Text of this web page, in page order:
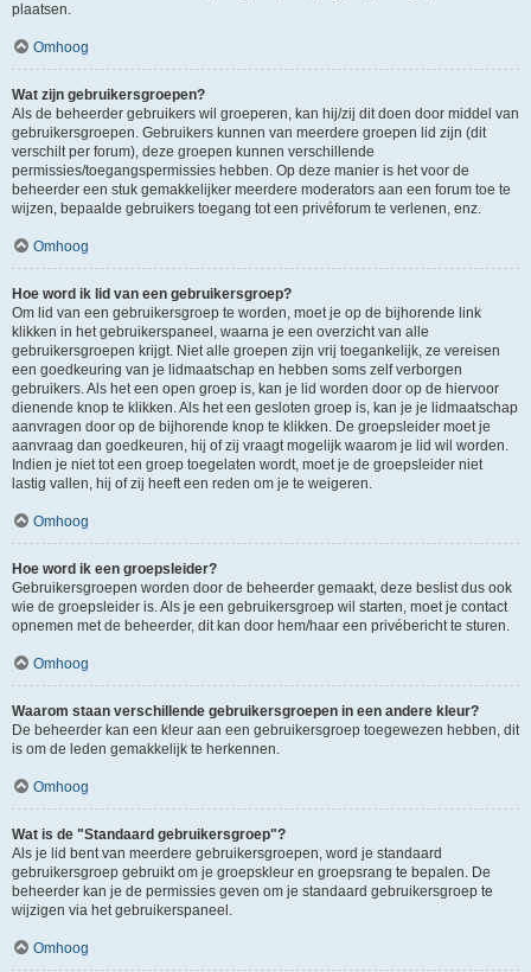
plaatsen.
Omhoog
Wat zijn gebruikersgroepen?
Als de beheerder gebruikers wil groeperen, kan hij/zij dit doen door middel van
gebruikersgroepen. Gebruikers kunnen van meerdere groepen lid zijn (dit
verschilt per forum), deze groepen kunnen verschillende
permissies/toegangspermissies hebben. Op deze manier is het voor de
beheerder een stuk gemakkelijker meerdere moderators aan een forum toe te
wijzen, bepaalde gebruikers toegang tot een privéforum te verlenen, enz.
Omhoog
Hoe word ik lid van een gebruikersgroep?
Om lid van een gebruikersgroep te worden, moet je op de bijhorende link
klikken in het gebruikerspaneel, waarna je een overzicht van alle
gebruikersgroepen krijgt. Niet alle groepen zijn vrij toegankelijk, ze vereisen
een goedkeuring van je lidmaatschap en hebben soms zelf verborgen
gebruikers. Als het een open groep is, kan je lid worden door op de hiervoor
dienende knop te klikken. Als het een gesloten groep is, kan je je lidmaatschap
aanvragen door op de bijhorende knop te klikken. De groepsleider moet je
aanvraag dan goedkeuren, hij of zij vraagt mogelijk waarom je lid wil worden.
Indien je niet tot een groep toegelaten wordt, moet je de groepsleider niet
lastig vallen, hij of zij heeft een reden om je te weigeren.
Omhoog
Hoe word ik een groepsleider?
Gebruikersgroepen worden door de beheerder gemaakt, deze beslist dus ook
wie de groepsleider is. Als je een gebruikersgroep wil starten, moet je contact
opnemen met de beheerder, dit kan door hem/haar een privébericht te sturen.
Omhoog
Waarom staan verschillende gebruikersgroepen in een andere kleur?
De beheerder kan een kleur aan een gebruikersgroep toegewezen hebben, dit
is om de leden gemakkelijk te herkennen.
Omhoog
Wat is de "Standaard gebruikersgroep"?
Als je lid bent van meerdere gebruikersgroepen, word je standaard
gebruikersgroep gebruikt om je groepskleur en groepsrang te bepalen. De
beheerder kan je de permissies geven om je standaard gebruikersgroep te
wijzigen via het gebruikerspaneel.
Omhoog